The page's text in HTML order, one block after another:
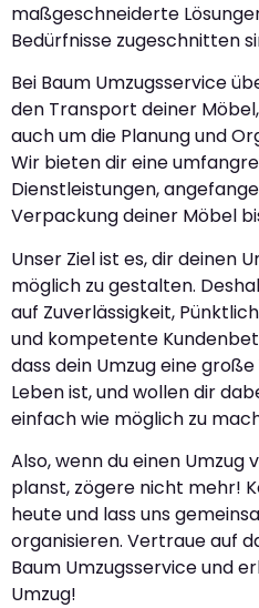
maßgeschneiderte
Bedürfnisse zugeschnitten
Bei Baum Umzugsservice
den Transport deiner
auch um die Planung und
Wir bieten dir eine
Dienstleistungen,
Verpackung deiner Möbel
Unser Ziel ist es, dir deinen
möglich zu gestalten.
auf Zuverlässigkeit,
und kompetente
dass dein Umzug eine
Leben ist, und wollen dir
einfach wie möglich zu
Also, wenn du einen
planst, zögere nicht mehr!
heute und lass uns
organisieren. Vertraue auf
Baum Umzugsservice und
Umzug!